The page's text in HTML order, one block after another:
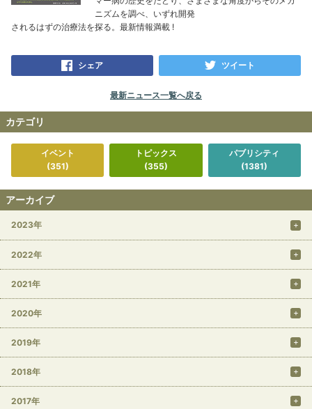
ニズムを調べ、いずれ開発
されるはずの治療法を探る。最新情報満載 !
シェア ツイート
最新ニュース一覧へ戻る
カテゴリ
イベント
(351)
トピックス
(355)
パブリシティ
(1381)
アーカイブ
2023年
2022年
2021年
2020年
2019年
2018年
2017年